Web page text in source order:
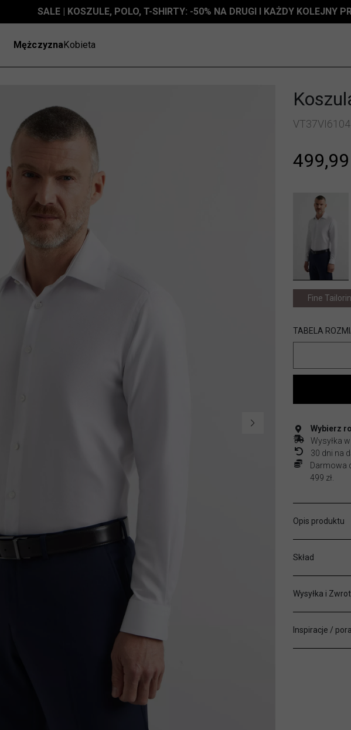
SALE | KOSZULE, POLO, T-SHIRTY: -50% NA DRUGI I KAŻDY KOLEJNY
MężczyznaKobieta
VT37VI6104
499,99
Fine
TABELA
Wybierz
Wysyłka
30 dni na
Darmowa
499 zł.
Opis produktu
Skład
Wysyłka i
Inspiracje /